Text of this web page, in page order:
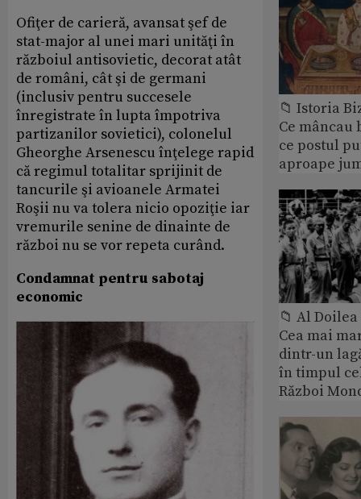
Ofiţer de carieră, avansat şef de
stat-major al unei mari unităţi în
războiul antisovietic, decorat atât
de români, cât şi de germani
(inclusiv pentru succesele
înregistrate în lupta împotriva
partizanilor sovietici), colonelul
Gheorghe Arsenescu înţelege rapid
că regimul totalitar sprijinit de
tancurile şi avioanele Armatei
Roşii nu va tolera nicio opoziţie iar
vremurile senine de dinainte de
război nu se vor repeta curând.
Condamnat pentru sabotaj
economic
📁 Istoria
Ce
ce postul
aproape
📁 Al
Cea mai
dintr-un
în timpul
Război